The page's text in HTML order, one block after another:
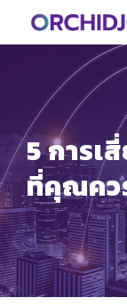
5 การเ
ที่คุณคว